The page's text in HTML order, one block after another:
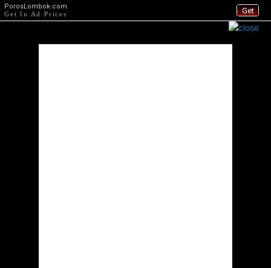
Get
PorosLombok.com
Get In Ad Prices